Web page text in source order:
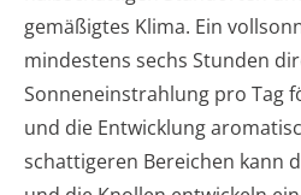
gemäßigtes Klima. Ein
mindestens sechs Stunden
Sonneneinstrahlung pro Tag
und die Entwicklung
schattigeren Bereichen kann